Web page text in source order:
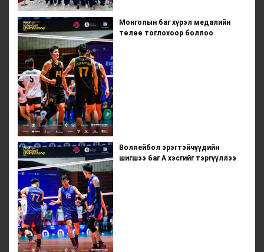
Монголын баг хүрэл медалийн
төлөө тоглохоор боллоо
Воллейбол эрэгтэйчүүдийн
шигшээ баг А хэсгийг тэргүүллээ